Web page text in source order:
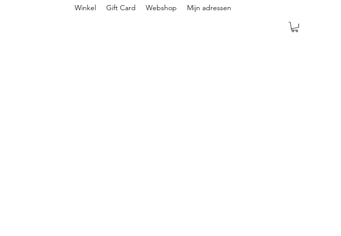
Winkel Gift Card Webshop Mijn adressen